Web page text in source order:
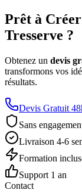
Prêt à
Tresserve ?
Obtenez un devis
transformons vos
résultats.
Devis Gratuit
Sans
Livraison 4-6
Formation
Support 1 an
Contact